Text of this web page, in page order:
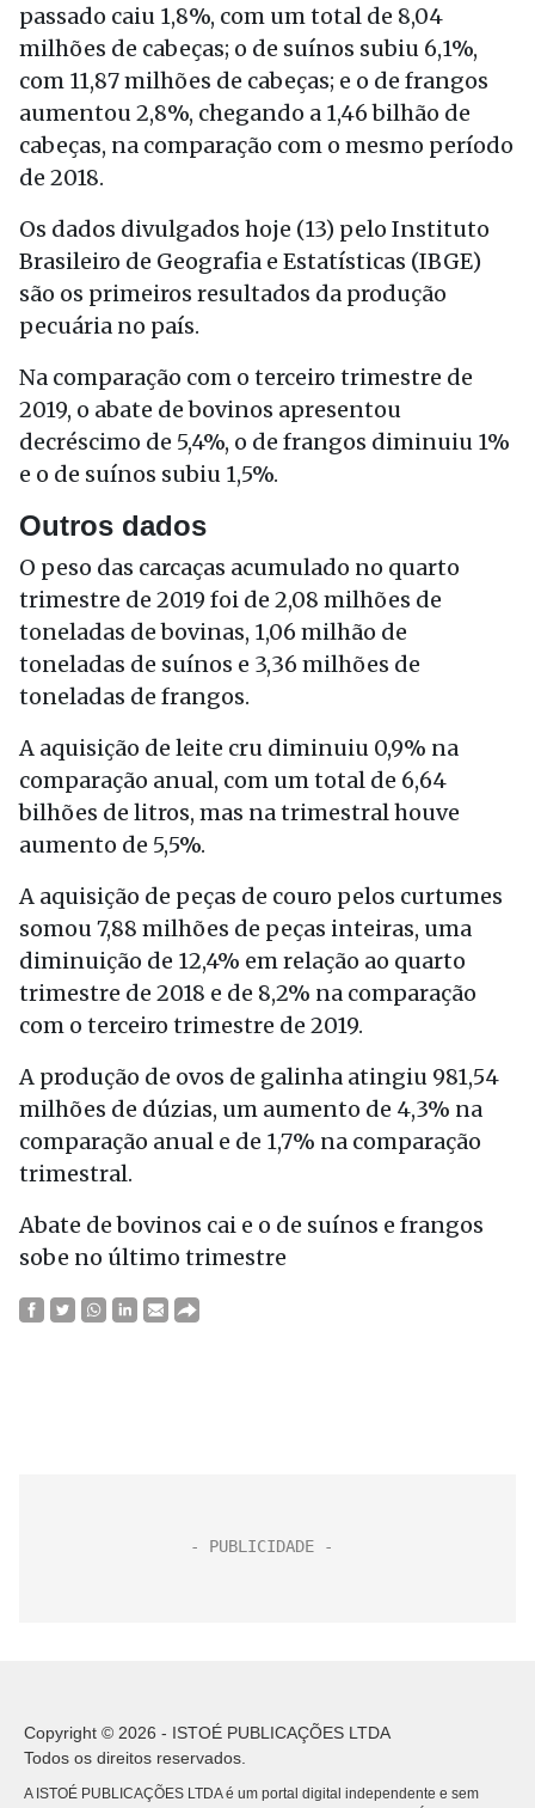
passado caiu 1,8%, com um total de 8,04
milhões de cabeças; o de suínos subiu 6,1%,
com 11,87 milhões de cabeças; e o de frangos
aumentou 2,8%, chegando a 1,46 bilhão de
cabeças, na comparação com o mesmo período
de 2018.
Os dados divulgados hoje (13) pelo Instituto
Brasileiro de Geografia e Estatísticas (IBGE)
são os primeiros resultados da produção
pecuária no país.
Na comparação com o terceiro trimestre de
2019, o abate de bovinos apresentou
decréscimo de 5,4%, o de frangos diminuiu 1%
e o de suínos subiu 1,5%.
Outros dados
O peso das carcaças acumulado no quarto
trimestre de 2019 foi de 2,08 milhões de
toneladas de bovinas, 1,06 milhão de
toneladas de suínos e 3,36 milhões de
toneladas de frangos.
A aquisição de leite cru diminuiu 0,9% na
comparação anual, com um total de 6,64
bilhões de litros, mas na trimestral houve
aumento de 5,5%.
A aquisição de peças de couro pelos curtumes
somou 7,88 milhões de peças inteiras, uma
diminuição de 12,4% em relação ao quarto
trimestre de 2018 e de 8,2% na comparação
com o terceiro trimestre de 2019.
A produção de ovos de galinha atingiu 981,54
milhões de dúzias, um aumento de 4,3% na
comparação anual e de 1,7% na comparação
trimestral.
Abate de bovinos cai e o de suínos e frangos
sobe no último trimestre
Copyright © 2026 - ISTOÉ PUBLICAÇÕES LTDA
Todos os direitos reservados.
A ISTOÉ PUBLICAÇÕES LTDA é um portal digital independente e sem